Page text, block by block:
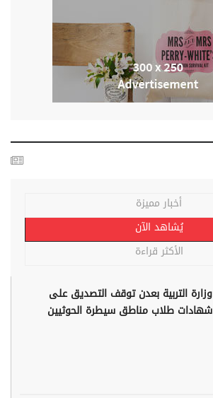
أخبار مميزة
يُشاهد الآن
الأكثر قراءة
وزارة التربية بعدن توقف التصديق على
شهادات طلاب مناطق سيطرة الحوثيين